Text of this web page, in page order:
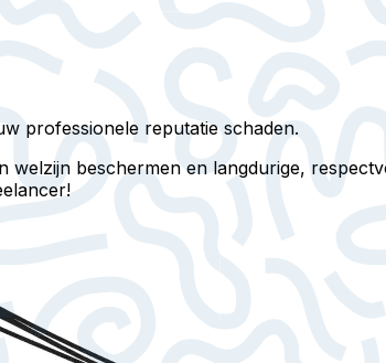
professionele reputatie schaden.
beschermen en langdurige,